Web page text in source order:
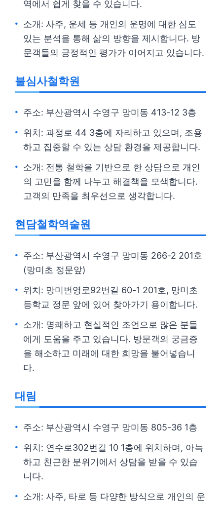
역에서 쉽게 찾을 수 있습니다.
소개: 사주, 운세 등 개인의 운명에 대한 심도
있는 분석을 통해 삶의 방향을 제시합니다. 방
문객들의 긍정적인 평가가 이어지고 있습니다.
불심사철학원
주소: 부산광역시 수영구 망미동 413-12 3층
위치: 과정로 44 3층에 자리하고 있으며, 조용
하고 집중할 수 있는 상담 환경을 제공합니다.
소개: 전통 철학을 기반으로 한 상담으로 개인
의 고민을 함께 나누고 해결책을 모색합니다.
고객의 만족을 최우선으로 생각합니다.
현담철학역술원
주소: 부산광역시 수영구 망미동 266-2 201호
(망미초 정문앞)
위치: 망미번영로92번길 60-1 201호, 망미초
등학교 정문 앞에 있어 찾아가기 용이합니다.
소개: 명쾌하고 현실적인 조언으로 많은 분들
에게 도움을 주고 있습니다. 방문객의 궁금증
을 해소하고 미래에 대한 희망을 불어넣습니
다.
대림
주소: 부산광역시 수영구 망미동 805-36 1층
위치: 연수로302번길 10 1층에 위치하며, 아늑
하고 친근한 분위기에서 상담을 받을 수 있습
니다.
소개: 사주, 타로 등 다양한 방식으로 개인의 운